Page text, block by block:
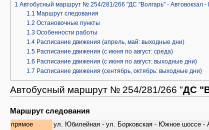
1 Автобусный маршрут № 254/281/266 "ДС "Волгарь" - Автовокзал
1.1 Маршрут следования
1.2 Остановочные пункты
1.3 Особенности работы
1.4 Расписание движения (апрель, май: выходные дни)
1.5 Расписание движения (с июня по август: среда)
1.6 Расписание движения (с июня по август: выходные дни)
1.7 Расписание движения (сентябрь, октябрь: выходные дни)
Автобусный маршрут № 254/281/266 "ДС
Маршрут следования
прямое
ул. Юбилейная - ул. Борковская - Южное шоссе -